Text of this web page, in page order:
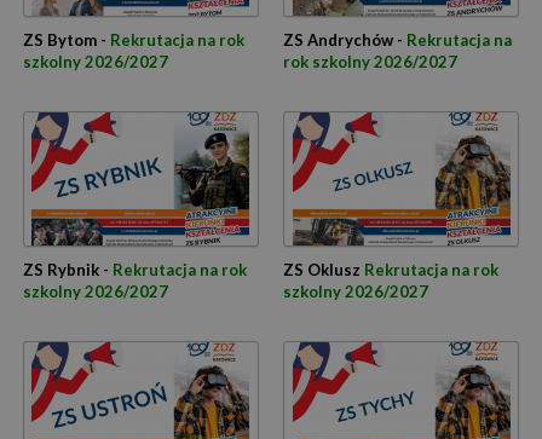
ZS Bytom - Rekrutacja na rok
szkolny 2026/2027
ZS Andrychów - Rekrutacja na
rok szkolny 2026/2027
ZS Rybnik - Rekrutacja na rok
szkolny 2026/2027
ZS Oklusz Rekrutacja na rok
szkolny 2026/2027